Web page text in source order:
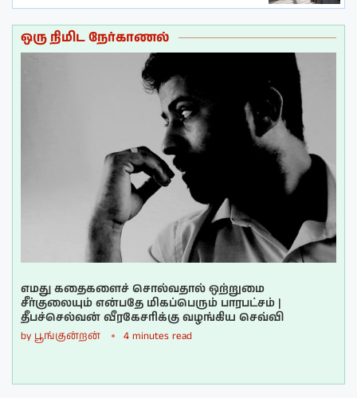
ஒரு நிமிட நேர்காணல்
எமது கதைகளைச் சொல்வதால் ஒற்றுமை
சீர்குலையும் என்பதே மிகப்பெரும் பாரபட்சம் |
தீபச்செல்வன் வீரகேசரிக்கு வழங்கிய செவ்வி
by பூங்குன்றன் 4 minutes read